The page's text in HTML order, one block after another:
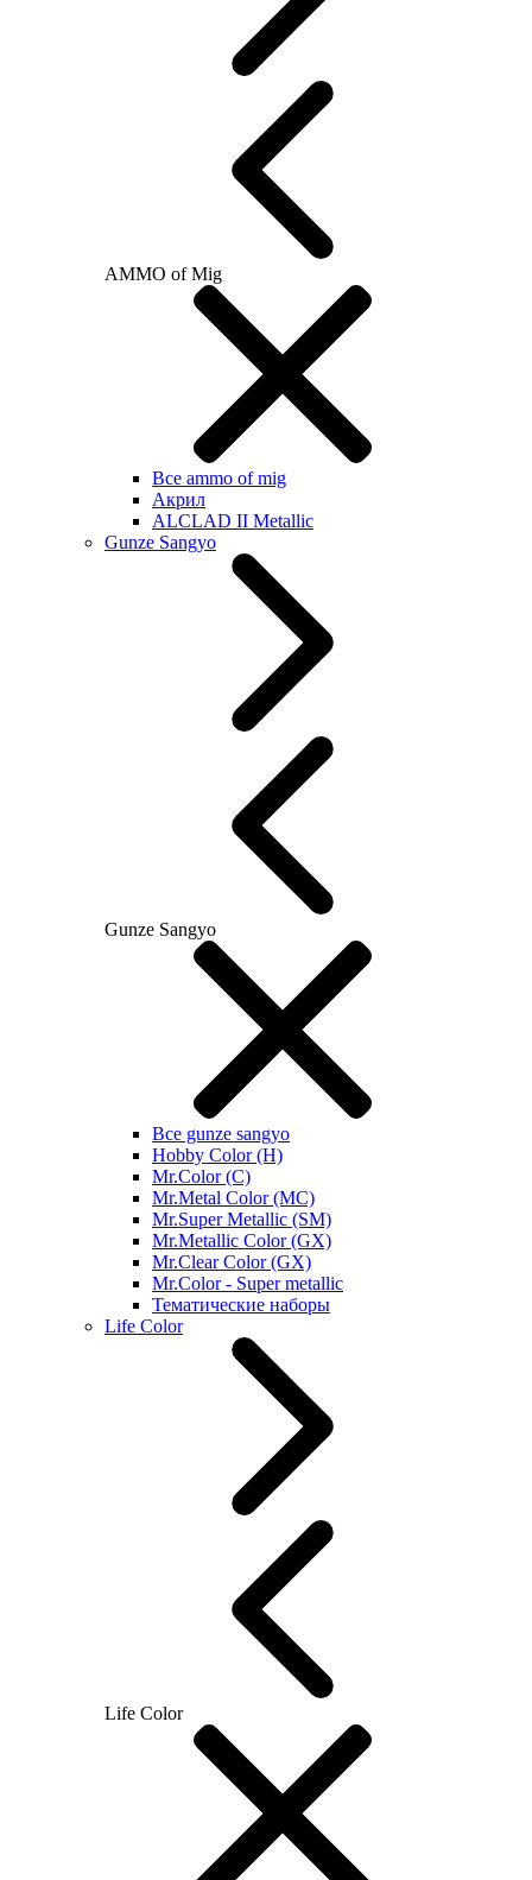
AMMO of Mig
Все ammo of mig
Акрил
ALCLAD II Metallic
Gunze Sangyo
Gunze Sangyo
Все gunze sangyo
Hobby Color (H)
Mr.Color (C)
Mr.Metal Color (MC)
Mr.Super Metallic (SM)
Mr.Metallic Color (GX)
Mr.Clear Color (GX)
Mr.Color - Super metallic
Тематические наборы
Life Color
Life Color